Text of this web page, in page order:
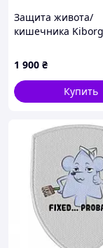
подлинность
идите на
ценна, чтобы
Защита живота/
кишечника
класс Militex
1 900 ₴
Купить